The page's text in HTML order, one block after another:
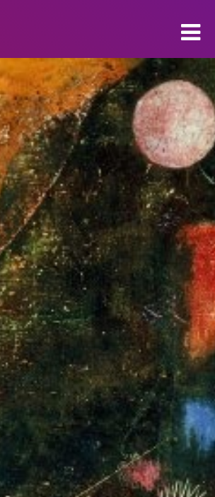
VO
Kenniscentrum
Contact
Mijn CultuurStation
Over Cultuurstation
Nieuws
Culturele aanbieders
Scholen